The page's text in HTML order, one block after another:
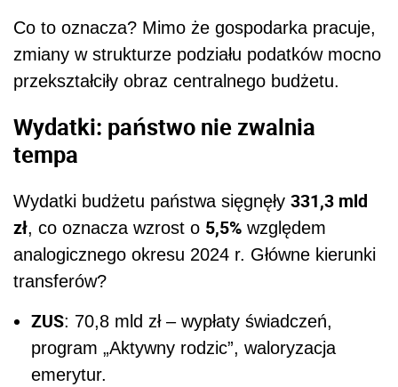
Co to oznacza? Mimo że gospodarka pracuje,
zmiany w strukturze podziału podatków mocno
przekształciły obraz centralnego budżetu.
Wydatki: państwo nie zwalnia
tempa
Wydatki budżetu państwa sięgnęły 331,3 mld
zł, co oznacza wzrost o 5,5% względem
analogicznego okresu 2024 r. Główne kierunki
transferów?
ZUS: 70,8 mld zł – wypłaty świadczeń,
program „Aktywny rodzic”, waloryzacja
emerytur.